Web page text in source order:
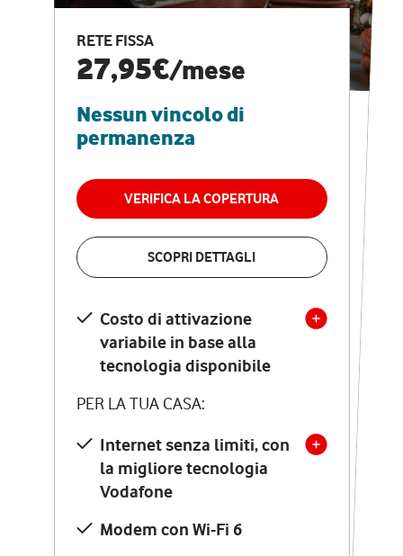
RETE FISSA
27,95€/mese
Nessun vincolo di
permanenza
VERIFICA LA COPERTURA
SCOPRI DETTAGLI
Costo di attivazione
variabile in base alla
tecnologia disponibile
PER LA TUA CASA:
Internet senza limiti, con
la migliore tecnologia
Vodafone
Modem con Wi-Fi 6
CASA PRO
Internet veloce e
vantaggi speciali
RETE FISSA + VODAFONE CLUB
29,95€
permanenza
VERIFICA LA COPERTURA
Costo di attivazione
variabile in base alla
tecnologia disponibile
PER LA TUA CASA:
Internet senza limiti, con
la migliore tecnologia
Vodafone
Modem Seven con Wi-Fi 7
Chiamate illimitate verso
numeri fissi e mobili